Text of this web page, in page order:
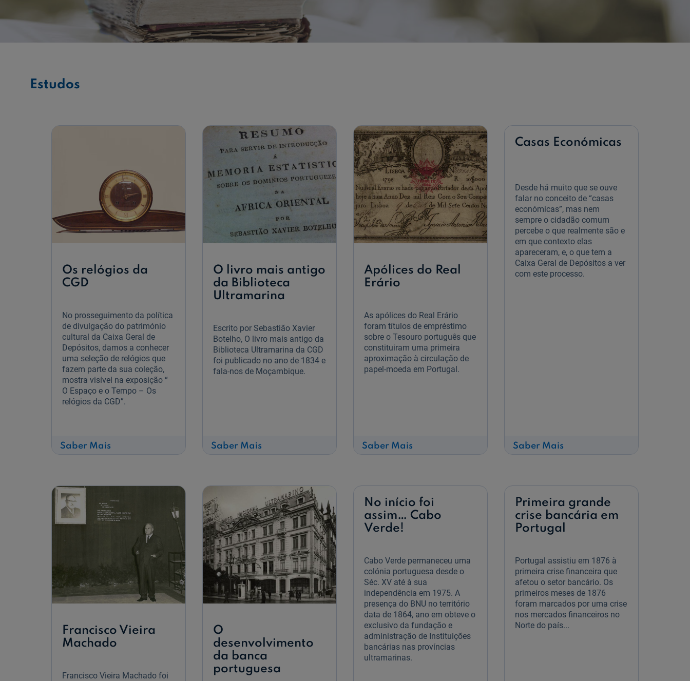
Estudos
Os relógios da
CGD
No prosseguimento da política
de divulgação do património
cultural da Caixa Geral de
Depósitos, damos a conhecer
uma seleção de relógios que
fazem parte da sua coleção,
mostra visível na exposição “
O Espaço e o Tempo – Os
relógios da CGD”.
Saber Mais
Os
O livro mais antigo
da Biblioteca
Ultramarina
Escrito por Sebastião Xavier
Botelho, O livro mais antigo da
Biblioteca Ultramarina da CGD
foi publicado no ano de 1834 e
fala-nos de Moçambique.
Saber Mais
O
da
Biblioteca
Ultramarina
Apólices do Real
Erário
As apólices do Real Erário
foram títulos de empréstimo
sobre o Tesouro português que
constituiram uma primeira
aproximação à circulação de
papel-moeda em Portugal.
Saber Mais
Apólices
Casas Económicas
Desde há muito que se ouve
falar no conceito de “casas
económicas”, mas nem
sempre o cidadão comum
percebe o que realmente são e
em que contexto elas
apareceram, e, o que tem a
Caixa Geral de Depósitos a ver
com este processo.
Saber Mais
Casas
Francisco Vieira
Machado
Francisco Vieira Machado foi
O
desenvolvimento
da banca
portuguesa
No início foi
assim… Cabo
Verde!
Cabo Verde permaneceu uma
colónia portuguesa desde o
Séc. XV até à sua
independência em 1975. A
presença do BNU no território
data de 1864, ano em obteve o
exclusivo da fundação e
administração de Instituições
bancárias nas províncias
ultramarinas.
Primeira grande
crise bancária em
Portugal
Portugal assistiu em 1876 à
primeira crise financeira que
afetou o setor bancário. Os
primeiros meses de 1876
foram marcados por uma crise
nos mercados financeiros no
Norte do país...